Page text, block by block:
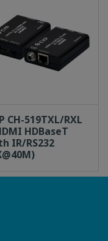
CH-519TXL/RXL
HDBaseT
IR/RS232